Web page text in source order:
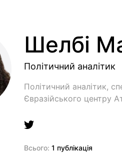
Шелбi
Політичний аналітик
Політичний аналітик,
Євразійського центру
Всього: 1 публікація